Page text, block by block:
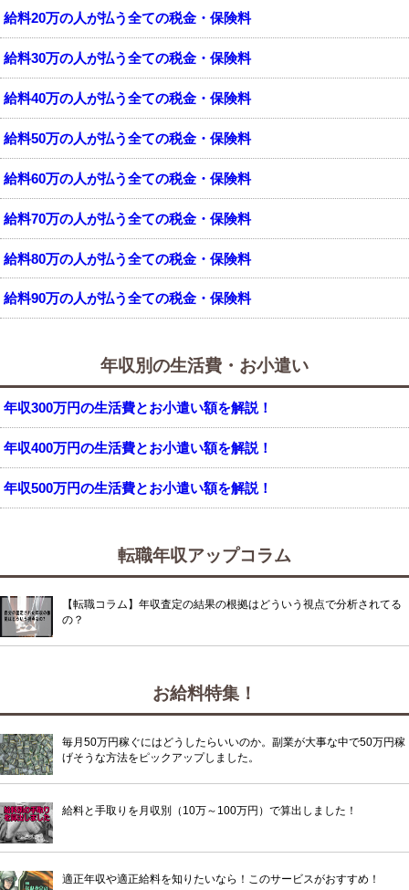
給料20万の人が払う全ての税金・保険料
給料30万の人が払う全ての税金・保険料
給料40万の人が払う全ての税金・保険料
給料50万の人が払う全ての税金・保険料
給料60万の人が払う全ての税金・保険料
給料70万の人が払う全ての税金・保険料
給料80万の人が払う全ての税金・保険料
給料90万の人が払う全ての税金・保険料
年収別の生活費・お小遣い
年収300万円の生活費とお小遣い額を解説！
年収400万円の生活費とお小遣い額を解説！
年収500万円の生活費とお小遣い額を解説！
転職年収アップコラム
【転職コラム】年収査定の結果の根拠はどういう視点で分析されてる
の？
お給料特集！
毎月50万円稼ぐにはどうしたらいいのか。副業が大事な中で50万円稼
げそうな方法をピックアップしました。
給料と手取りを月収別（10万～100万円）で算出しました！
適正年収や適正給料を知りたいなら！このサービスがおすすめ！